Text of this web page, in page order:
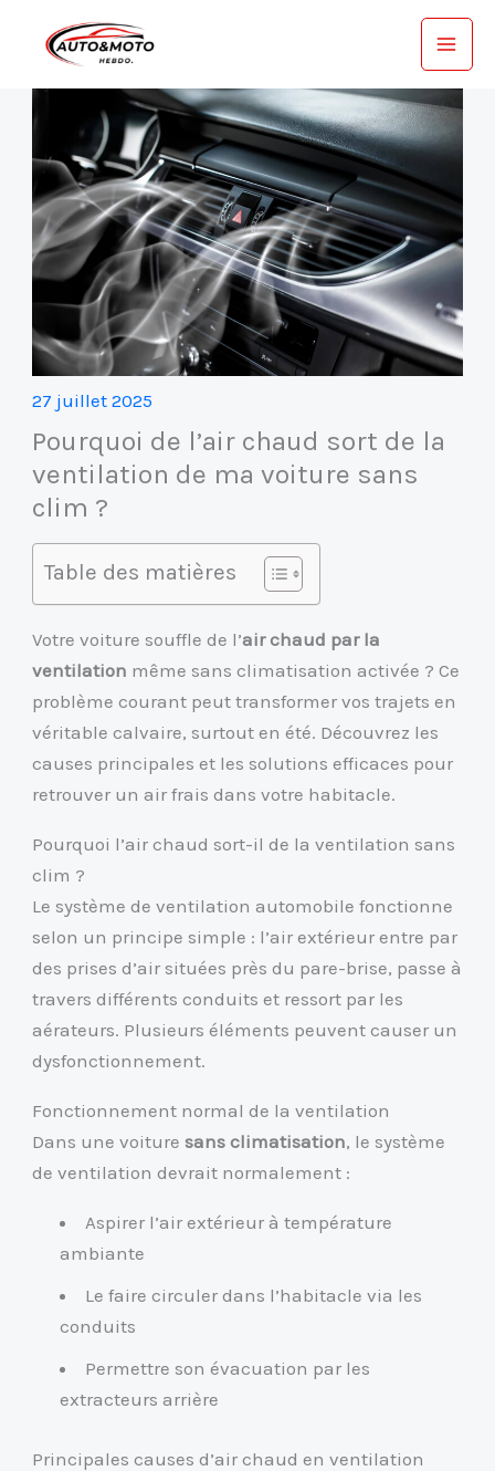
27 juillet 2025
Pourquoi de l’air chaud sort de la
ventilation de ma voiture sans
clim ?
Table des matières
Votre voiture souffle de l’air chaud par la
ventilation même sans climatisation activée ? Ce
problème courant peut transformer vos trajets en
véritable calvaire, surtout en été. Découvrez les
causes principales et les solutions efficaces pour
retrouver un air frais dans votre habitacle.
Pourquoi l’air chaud sort-il de la ventilation sans
clim ?
Le système de ventilation automobile fonctionne
selon un principe simple : l’air extérieur entre par
des prises d’air situées près du pare-brise, passe à
travers différents conduits et ressort par les
aérateurs. Plusieurs éléments peuvent causer un
dysfonctionnement.
Fonctionnement normal de la ventilation
Dans une voituresans climatisation, le système
de ventilation devrait normalement :
Aspirer l’air extérieur à température
ambiante
Le faire circuler dans l’habitacle via les
conduits
Permettre son évacuation par les
extracteurs arrière
Principales causes d’air chaud en ventilation